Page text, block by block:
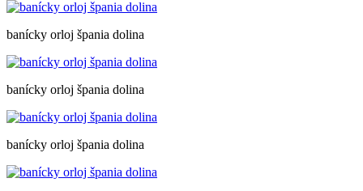
banícky orloj špania dolina
banícky orloj špania dolina
banícky orloj špania dolina